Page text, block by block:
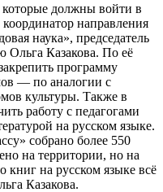
должны войти в
направления
наука», председатель
Ольга Казакова. По её
программу
— по аналогии с
культуры. Также в
работу с педагогами
на русском языке.
собрано более 550
на территории, но на
книг на русском языке всё
Казакова.